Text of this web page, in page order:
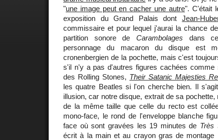
"une image peut en cacher une autre". C'était
exposition du Grand Palais dont Jean-
commissaire et pour lequel j'aurai la chance
partition sonore de Carambolages dans
personnage du macaron du disque est
cronenbergien de la pochette, mais c'est
s'il n'y a pas d'autres figures cachées comme
des Rolling Stones, Their Satanic Majesties
les quatre Beatles si l'on cherche bien. Il
illusion, car notre disque, extrait de sa
de la même taille que celle du recto est
mono-face, le rond de l'enveloppe blanche
face où sont gravées les 19 minutes de Très
écrit à la main et au crayon gras de montage